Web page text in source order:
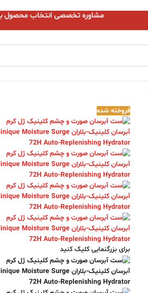
مشاوره تخصصی انتخاب محصول با توجه
فروخته شده
برای بزرگنمایی کلیک کنید